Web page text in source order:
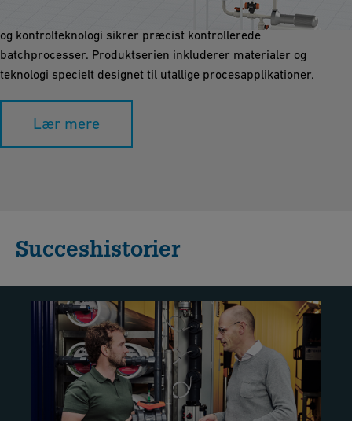
sundheds-, sikkerheds- og spildevandsregulativer. Vores måle-
og kontrolteknologi sikrer præcist kontrollerede
batchprocesser. Produktserien inkluderer materialer og
teknologi specielt designet til utallige procesapplikationer.
Lær mere
Succeshistorier